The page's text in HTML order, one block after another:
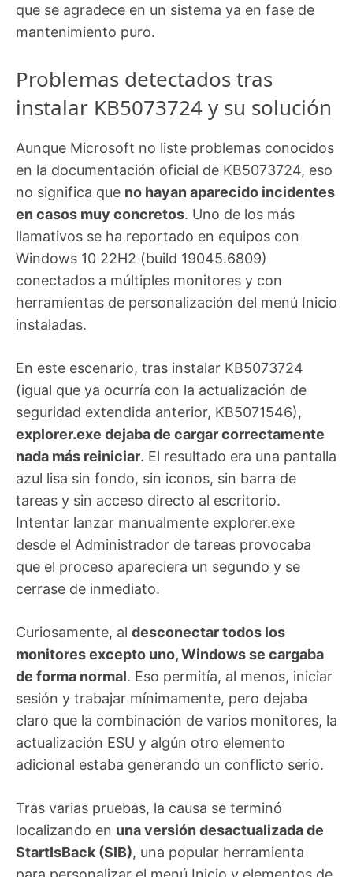
que se agradece en un sistema ya en fase de
mantenimiento puro.
Problemas detectados tras
instalar KB5073724 y su solución
Aunque Microsoft no liste problemas conocidos
en la documentación oficial de KB5073724, eso
no significa que no hayan aparecido incidentes
en casos muy concretos. Uno de los más
llamativos se ha reportado en equipos con
Windows 10 22H2 (build 19045.6809)
conectados a múltiples monitores y con
herramientas de personalización del menú Inicio
instaladas.
En este escenario, tras instalar KB5073724
(igual que ya ocurría con la actualización de
seguridad extendida anterior, KB5071546),
explorer.exe dejaba de cargar correctamente
nada más reiniciar. El resultado era una pantalla
azul lisa sin fondo, sin iconos, sin barra de
tareas y sin acceso directo al escritorio.
Intentar lanzar manualmente explorer.exe
desde el Administrador de tareas provocaba
que el proceso apareciera un segundo y se
cerrase de inmediato.
Curiosamente, al desconectar todos los
monitores excepto uno, Windows se cargaba
de forma normal. Eso permitía, al menos, iniciar
sesión y trabajar mínimamente, pero dejaba
claro que la combinación de varios monitores, la
actualización ESU y algún otro elemento
adicional estaba generando un conflicto serio.
Tras varias pruebas, la causa se terminó
localizando en una versión desactualizada de
StartIsBack (SIB), una popular herramienta